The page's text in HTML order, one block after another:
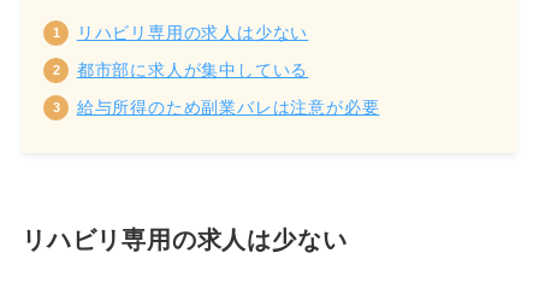
リハビリ専用の求人は少ない
都市部に求人が集中している
給与所得のため副業バレは注意が必要
リハビリ専用の求人は少ない